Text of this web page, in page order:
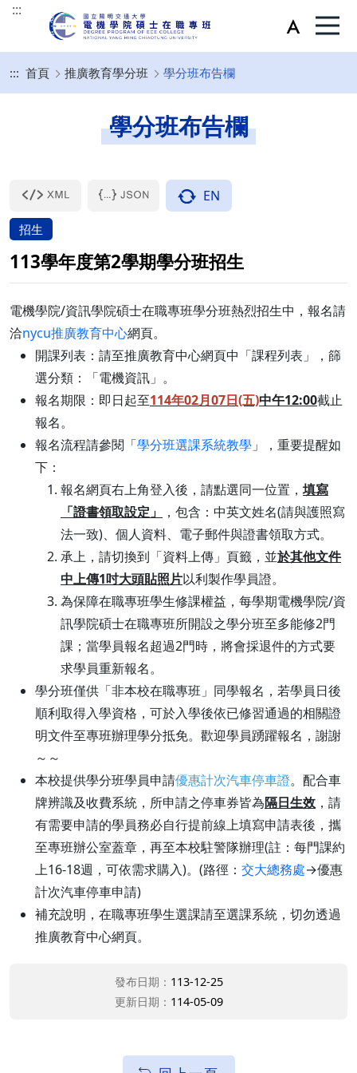
:::
::: 首頁 推廣教育學分班 學分班布告欄
學分班布告欄
EN
招生
113學年度第2學期學分班招生
電機學院/資訊學院碩士在職專班學分班熱烈招生中，報名請
洽nycu推廣教育中心網頁。
開課列表：請至推廣教育中心網頁中「課程列表」，篩
選分類：「電機資訊」。
報名期限：即日起至114年02月07日(五)中午12:00截止
報名。
報名流程請參閱「學分班選課系統教學 」，重要提醒如
下：
報名網頁右上角登入後，請點選同一位置， 填寫
「證書領取設定」
，包含：中英文姓名(請與護照寫
法一致)、個人資料、電子郵件與證書領取方式。
承上，請切換到「資料上傳」頁籤，並於其他文件
中上傳1吋大頭貼照片以利製作學員證。
為保障在職專班學生修課權益，每學期電機學院/資
訊學院碩士在職專班所開設之學分班至多能修2門
課；當學員報名超過2門時，將會採退件的方式要
求學員重新報名。
學分班僅供「非本校在職專班」同學報名，若學員日後
順利取得入學資格，可於入學後依已修習通過的相關證
明文件至專班辦理學分抵免。歡迎學員踴躍報名，謝謝
～～
本校提供學分班學員申請優惠計次汽車停車證。配合車
牌辨識及收費系統，所申請之停車券皆為隔日生效 ，請
有需要申請的學員務必自行提前線上填寫申請表後，攜
至專班辦公室蓋章，再至本校駐警隊辦理(註：每門課約
上16-18週，可依需求購入)。(路徑： 交大總務處→優惠
計次汽車停車申請)
補充說明，在職專班學生選課請至選課系統，切勿透過
推廣教育中心網頁。
發布日期： 113-12-25
更新日期： 114-05-09